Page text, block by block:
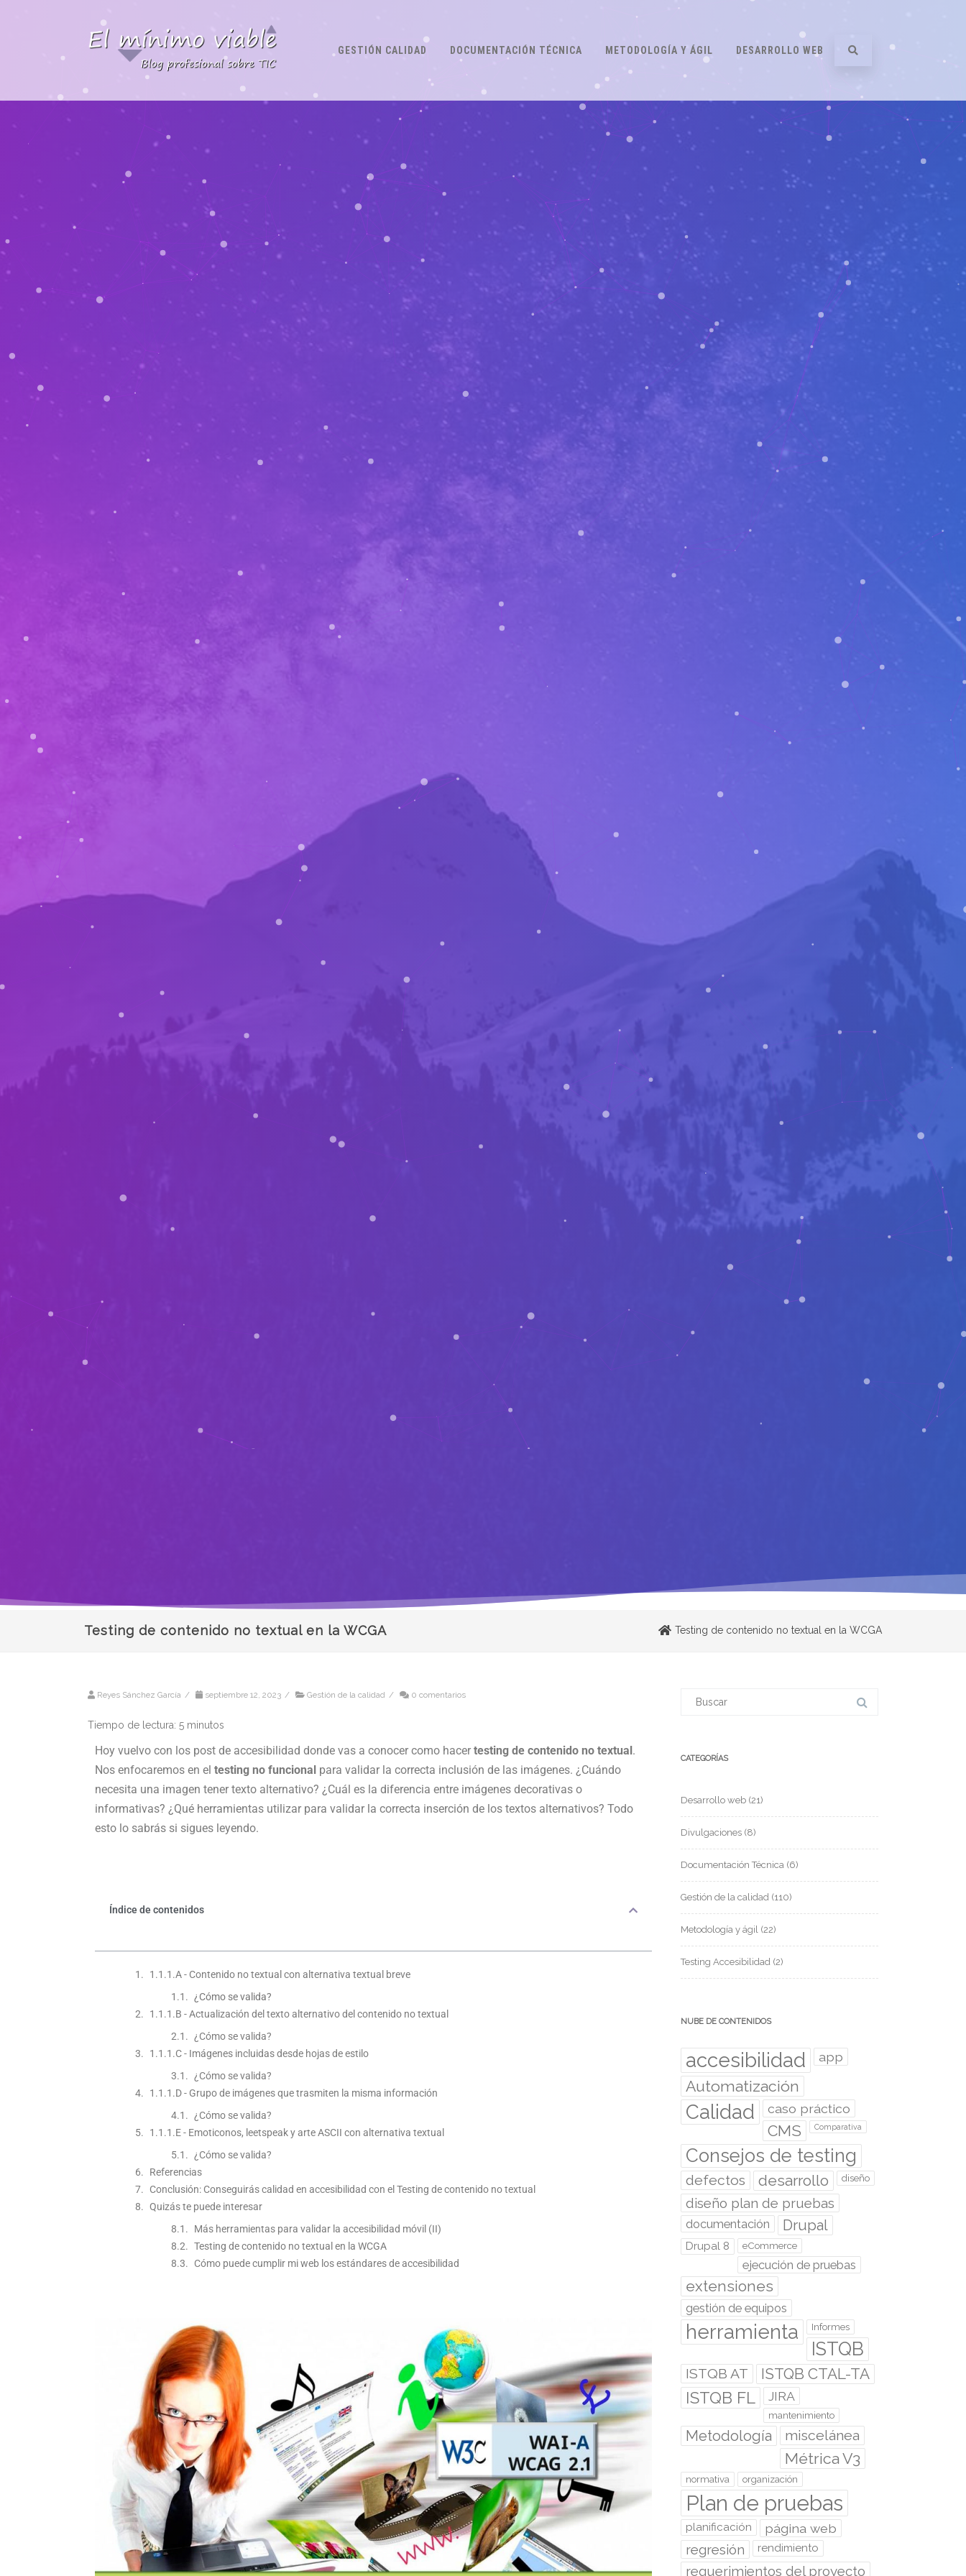
GESTIÓN CALIDAD DOCUMENTACIÓN TÉCNICA METODOLOGÍA Y ÁGIL DESARROLLO WEB
Testing de contenido no textual en la WCGA Testing de contenido no textual en la WCGA
Reyes Sánchez García / septiembre 12, 2023 / Gestión de la calidad / 0 comentarios
Tiempo de lectura: 5 minutos
Hoy vuelvo con los post de accesibilidad donde vas a conocer como hacer testing de contenido no textual.
Nos enfocaremos en el testing no funcional para validar la correcta inclusión de las imágenes. ¿Cuándo
necesita una imagen tener texto alternativo? ¿Cuál es la diferencia entre imágenes decorativas o
informativas? ¿Qué herramientas utilizar para validar la correcta inserción de los textos alternativos? Todo
esto lo sabrás si sigues leyendo.
Índice de contenidos
1.1.1.A - Contenido no textual con alternativa textual breve
¿Cómo se valida?
1.1.1.B - Actualización del texto alternativo del contenido no textual
¿Cómo se valida?
1.1.1.C - Imágenes incluidas desde hojas de estilo
¿Cómo se valida?
1.1.1.D - Grupo de imágenes que trasmiten la misma información
¿Cómo se valida?
1.1.1.E - Emoticonos, leetspeak y arte ASCII con alternativa textual
¿Cómo se valida?
Referencias
Conclusión: Conseguirás calidad en accesibilidad con el Testing de contenido no textual
Quizás te puede interesar
Más herramientas para validar la accesibilidad móvil (II)
Testing de contenido no textual en la WCGA
Cómo puede cumplir mi web los estándares de accesibilidad
CATEGORÍAS
Desarrollo web (21)
Divulgaciones (8)
Documentación Técnica (6)
Gestión de la calidad (110)
Metodología y ágil (22)
Testing Accesibilidad (2)
NUBE DE CONTENIDOS
accesibilidad app
Automatización
Calidad caso práctico
CMS Comparativa
Consejos de testing
defectos desarrollo diseño
diseño plan de pruebas
documentación Drupal
Drupal 8 eCommerce
ejecución de pruebas
extensiones
gestión de equipos
herramienta Informes
ISTQB
ISTQB AT ISTQB CTAL-TA
ISTQB FL JIRA
mantenimiento
Metodología miscelánea
Métrica V3
normativa organización
Plan de pruebas
planificación página web
regresión rendimiento
requerimientos del proyecto